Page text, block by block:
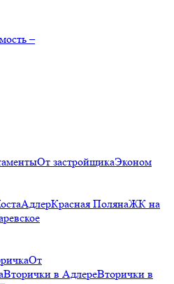
–
От застройщикаЭконом
АдлерКрасная ПолянаЖК на
От
Вторички в АдлереВторички в